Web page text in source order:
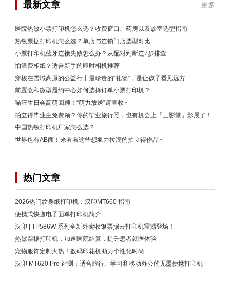
最新文章 更多
医院热敏小票打印机怎么选？收费窗口、药房以及诊室选型指南
热敏票据打印机怎么选？单店与连锁门店选型对比
小票打印机蓝牙连接失败怎么办？从配对到断连7步排查
怕浪费相纸？适合新手的即时相机推荐
穿梭在雪域高原的公益行丨最珍贵的“礼物”，是让孩子看见远方
前置仓和微型履约中心如何选择订单小票打印机？
喵汪生日会高萌回顾！“萌力放送”请查收~
拍立得毕业生免费领？你的毕业旅行照，也有机会上「三影堂」影展了！
中国热敏打印机厂家怎么选？
世界也有AB面！来看看这些想象力拉满的拍立得作品~
热门文章
2026热门纹身纸打印机：汉印MT660 指南
便携式快递电子面单打印机简介
汉印 | TP586W 系列全新外卖收银票据云打印机震撼登场！
热敏票据打印机：加速医院结算，提升患者就医体验
宠物服饰定制大热！数码印花机助力个性化时尚
汉印 MT620 Pro 评测：适合旅行、学习和移动办公的无墨便携打印机